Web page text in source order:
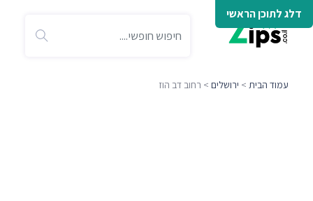
דלג לתוכן הראשי
עמוד הבית > ירושלים > רחוב דב הוז